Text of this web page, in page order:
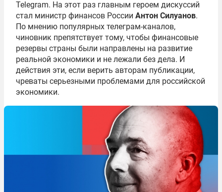
Telegram. На этот раз главным героем дискуссий
стал министр финансов России Антон Силуанов.
По мнению популярных телеграм-каналов,
чиновник препятствует тому, чтобы финансовые
резервы страны были направлены на развитие
реальной экономики и не лежали без дела. И
действия эти, если верить авторам публикации,
чреваты серьезными проблемами для российской
экономики.